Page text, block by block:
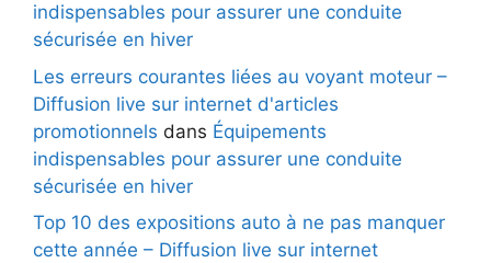
indispensables pour assurer une conduite
sécurisée en hiver
Les erreurs courantes liées au voyant moteur –
Diffusion live sur internet d'articles
promotionnels dans Équipements
indispensables pour assurer une conduite
sécurisée en hiver
Top 10 des expositions auto à ne pas manquer
cette année – Diffusion live sur internet